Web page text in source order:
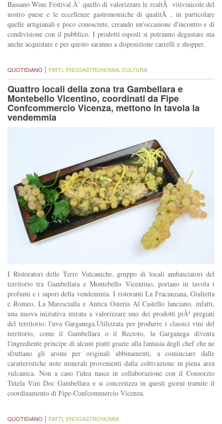
Bassano Wine Festival Ã¨ quello di valorizzare le realtÃ vitivinicole del
nostro paese e le eccellenze gastronomiche di qualitÃ , in particolare
quelle artigianali e poco conosciute, creando un'occasione d'incontro e di
condivisione con il pubblico. I prodotti esposti si potranno degustare ma
anche acquistare e per questo saranno a disposizione carrelli e shopper.
QUOTIDIANO | FATTI ENOGASTRONOMIA CULTURA
Quattro locali della zona tra Gambellara e
Montebello Vicentino, coordinati da Fipe
Confcommercio Vicenza, mettono in tavola la
vendemmia
I Ristoratori delle Terre Vulcaniche, gruppo di locali ambasciatori del
territorio tra Gambellara e Montebello Vicentino, portano in tavola i
profumi e i sapori della vendemmia. I ristoranti La Fracanzana, Giulietta
e Romeo, La Marescialla e Antica Osteria Al Castello lanciano, infatti,
una nuova iniziativa mirata a valorizzare uno dei prodotti piÃ¹ pregiati
del territorio: l'uva Garganega.Utilizzata per produrre i classici vini del
territorio, come il Gambellara o il Recioto, la Garganega diventa
l'ingrediente principe di alcuni piatti grazie alla fantasia degli chef che ne
sfruttano gli aromi per originali abbinamenti, a cominciare dalle
caratteristiche note minerali provenienti dalla coltivazione in piena area
vulcanica. Non a caso l'idea nasce in collaborazione con il Consorzio
Tutela Vini Doc Gambellara e si concretizza in questi giorni tramite il
coordinamento di Fipe-Confcommercio Vicenza.
QUOTIDIANO | FATTI, ENOGASTRONOMIA